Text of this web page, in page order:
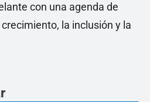
con una agenda de
la inclusión y la